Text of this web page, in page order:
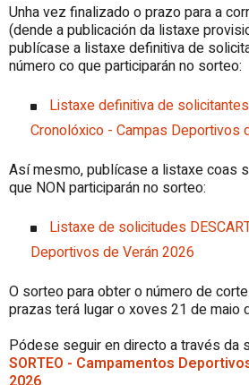
Unha vez finalizado o prazo para a
(dende a publicación da listaxe
publícase a listaxe definitiva de
número co que participarán no sorteo:
Listaxe definitiva de
Cronolóxico - Campas Deportivos
Así mesmo, publícase a listaxe coas
que NON participarán no sorteo:
Listaxe de solicitudes
Deportivos de Verán 2026
O sorteo para obter o número de
prazas terá lugar o xoves 21 de maio
Pódese seguir en directo a través da
SORTEO - Campamentos